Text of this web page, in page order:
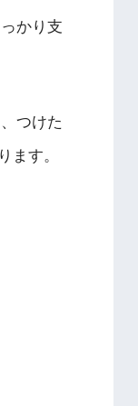
かり支
つけた
ます。